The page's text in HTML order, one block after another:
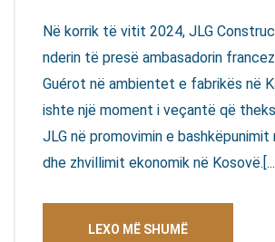
Në korrik të vitit 2024, JLG
nderin të presë ambasadorin
Guérot në ambientet e fabrikës në
ishte një moment i veçantë që
JLG në promovimin e
dhe zhvillimit ekonomik në
LEXO MË SHUMË